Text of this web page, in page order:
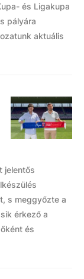
és Ligakupa
pályára
aktuális
jelentős
s meggyőzte a
érkező a
és